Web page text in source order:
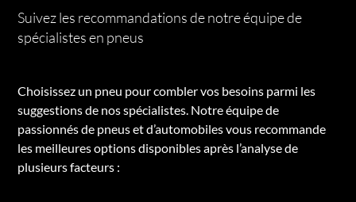
Suivez les recommandations de notre équipe de
spécialistes en pneus
Choisissez un pneu pour combler vos besoins parmi les
suggestions de nos spécialistes. Notre équipe de
passionnés de pneus et d’automobiles vous recommande
les meilleures options disponibles après l’analyse de
plusieurs facteurs :